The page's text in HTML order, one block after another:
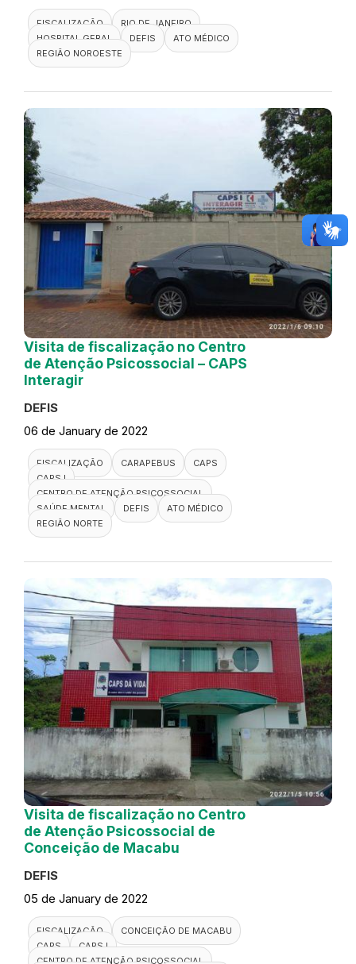
FISCALIZAÇÃO
RIO DE JANEIRO
HOSPITAL GERAL
DEFIS
ATO MÉDICO
REGIÃO NOROESTE
Visita de fiscalização no Centro
de Atenção Psicossocial – CAPS
Interagir
DEFIS
06 de January de 2022
FISCALIZAÇÃO CARAPEBUS
CAPS
CAPS I
CENTRO DE ATENÇÃO PSICOSSOCIAL
SAÚDE MENTAL
DEFIS
ATO MÉDICO
REGIÃO NORTE
Visita de fiscalização no Centro
de Atenção Psicossocial de
Conceição de Macabu
DEFIS
05 de January de 2022
FISCALIZAÇÃO
CONCEIÇÃO DE MACABU
CAPS
CAPS I
CENTRO DE ATENÇÃO PSICOSSOCIAL